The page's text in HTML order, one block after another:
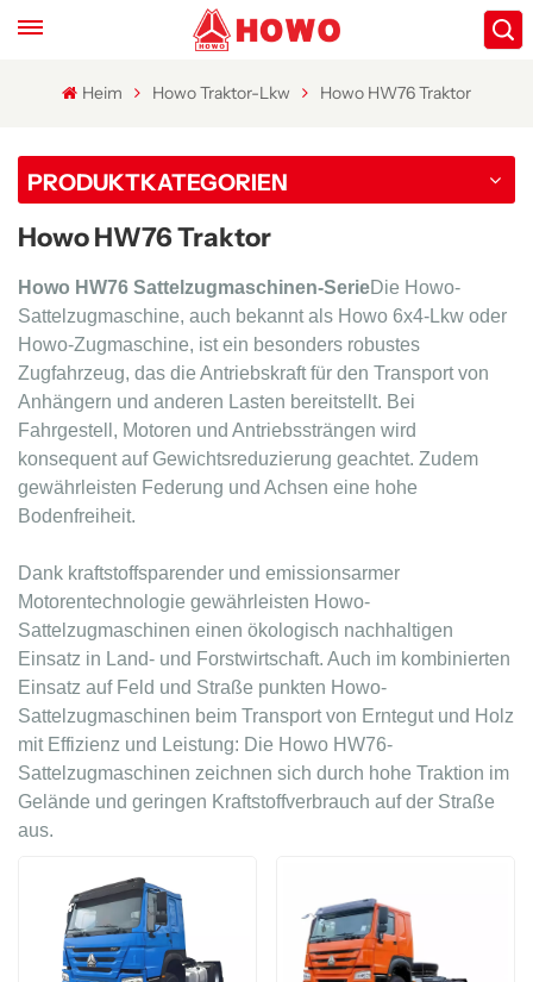
Heim Howo Traktor-Lkw Howo HW76 Traktor
PRODUKTKATEGORIEN
Howo HW76 Traktor
Howo HW76 Sattelzugmaschinen-SerieDie Howo-
Sattelzugmaschine, auch bekannt als Howo 6x4-Lkw oder
Howo-Zugmaschine, ist ein besonders robustes
Zugfahrzeug, das die Antriebskraft für den Transport von
Anhängern und anderen Lasten bereitstellt. Bei
Fahrgestell, Motoren und Antriebssträngen wird
konsequent auf Gewichtsreduzierung geachtet. Zudem
gewährleisten Federung und Achsen eine hohe
Bodenfreiheit.
Dank kraftstoffsparender und emissionsarmer
Motorentechnologie gewährleisten Howo-
Sattelzugmaschinen einen ökologisch nachhaltigen
Einsatz in Land- und Forstwirtschaft. Auch im kombinierten
Einsatz auf Feld und Straße punkten Howo-
Sattelzugmaschinen beim Transport von Erntegut und Holz
mit Effizienz und Leistung: Die Howo HW76-
Sattelzugmaschinen zeichnen sich durch hohe Traktion im
Gelände und geringen Kraftstoffverbrauch auf der Straße
aus.